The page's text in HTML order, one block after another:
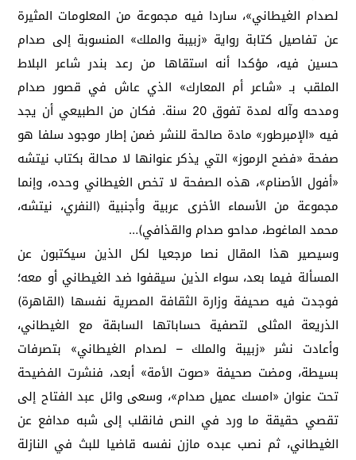
لصدام الغيطاني»، ساردا فيه مجموعة من المعلومات المثيرة
عن تفاصيل كتابة رواية «زبيبة والملك» المنسوبة إلى صدام
حسين فيه، مؤكدا أنه استقاها من رعد بندر شاعر البلاط
الملقب بـ «شاعر أم المعارك» الذي عاش في قصور صدام
ومدحه وآله لمدة تفوق 20 سنة. فكان من الطبيعي أن يجد
فيه «الإمبرطور» مادة صالحة للنشر ضمن إطار موجود سلفا هو
صفحة «فضح الرموز» التي يذكر عنوانها لا محالة بكتاب نيتشه
«أفول الأصنام»، هذه الصفحة لا تخص الغيطاني وحده، وإنما
مجموعة من الأسماء الأخرى عربية وأجنبية (النفري، نيتشه،
محمد الماغوط، مداحو صدام والقذافي)…
وسيصير هذا المقال نصا مرجعيا لكل الذين سيكتبون عن
المسألة فيما بعد، سواء الذين سيقفوا ضد الغيطاني أو معه؛
فوجدت فيه صحيفة وزارة الثقافة المصرية نفسها (القاهرة)
الذريعة المثلى لتصفية حساباتها السابقة مع الغيطاني،
وأعادت نشر «زبيبة والملك – لصدام الغيطاني» بتصرفات
بسيطة، ومضت صحيفة «صوت الأمة» أبعد، فنشرت الفضيحة
تحت عنوان «امسك عميل صدام»، وسعى وائل عبد الفتاح إلى
تقصي حقيقة ما ورد في النص فانقلب إلى شبه مدافع عن
الغيطاني، ثم نصب عبده مازن نفسه قاضيا للبث في النازلة